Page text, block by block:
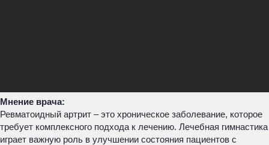
Мнение врача:
Ревматоидный артрит – это хроническое заболевание, которое
требует комплексного подхода к лечению. Лечебная гимнастика
играет важную роль в улучшении состояния пациентов с